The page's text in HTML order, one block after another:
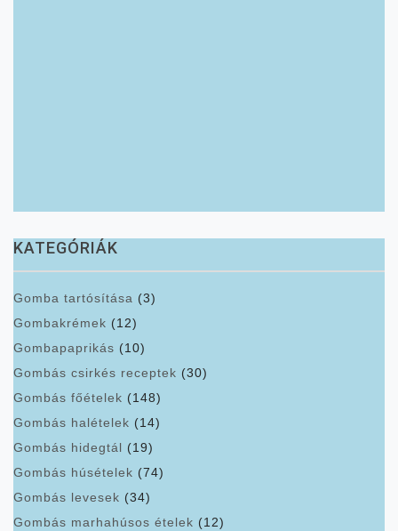
KATEGÓRIÁK
Gomba tartósítása (3)
Gombakrémek (12)
Gombapaprikás (10)
Gombás csirkés receptek (30)
Gombás főételek (148)
Gombás halételek (14)
Gombás hidegtál (19)
Gombás húsételek (74)
Gombás levesek (34)
Gombás marhahúsos ételek (12)